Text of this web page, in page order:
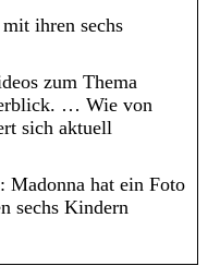
ihren sechs
zum Thema
… Wie von
sich aktuell
Madonna hat ein Foto
sechs Kindern